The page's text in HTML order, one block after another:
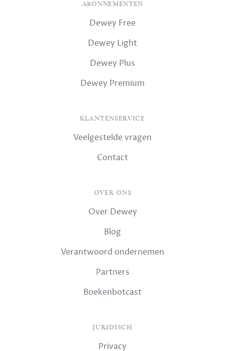
ABONNEMENTEN
Dewey Free
Dewey Light
Dewey Plus
Dewey Premium
KLANTENSERVICE
Veelgestelde vragen
Contact
OVER ONS
Over Dewey
Blog
Verantwoord ondernemen
Partners
Boekenbotcast
JURIDISCH
Privacy